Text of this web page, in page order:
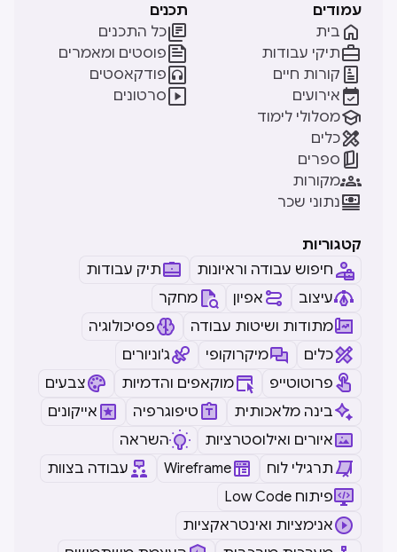
עמודים
בית 
תיקי עבודות
קורות חיים 
אירועים 
מסלולי לימוד
כלים
ספרים 
מקורות
נתוני שכר
תכנים
כל התכנים
פוסטים ומאמרים
פודקאסטים
סרטונים
קטגוריות
חיפוש עבודה וראיונות
תיק עבודות
עיצוב
אפיון
מחקר
מתודות ושיטות עבודה
פסיכולוגיה
כלים
מיקרוקופי
ג'וניורים
פרוטוטייפ
מוקאפים והדמיות
צבעים
בינה מלאכותית
טיפוגרפיה
אייקונים
איורים ואילוסטרציות
השראה
תרגילי לוח
Wireframe
עבודה בצוות
Low Code פיתוח
אנימציות ואינטראקציות